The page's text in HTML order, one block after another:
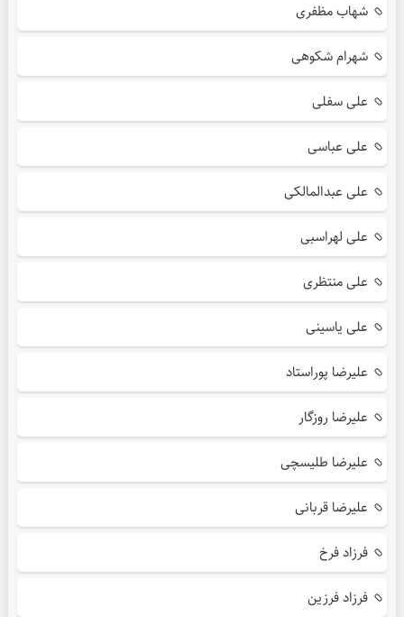
شهاب مظفری
شهرام شکوهی
علی سفلی
علی عباسی
علی عبدالمالکی
علی لهراسبی
علی منتظری
علی یاسینی
علیرضا پوراستاد
علیرضا روزگار
علیرضا طلیسچی
علیرضا قربانی
فرزاد فرخ
فرزاد فرزین